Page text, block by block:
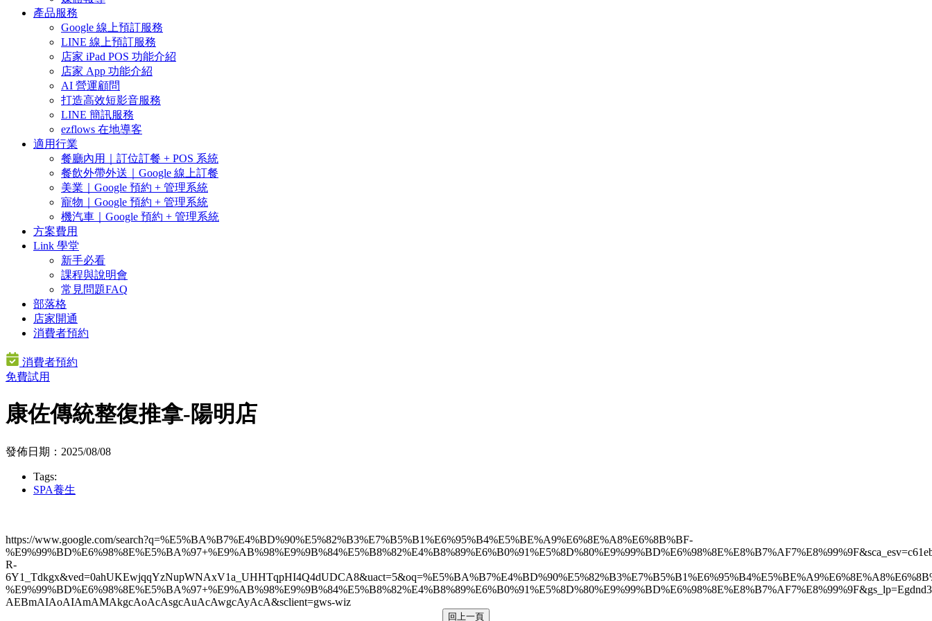
產品服務
Google 線上預訂服務
LINE 線上預訂服務
店家 iPad POS 功能介紹
店家 App 功能介紹
AI 營運顧問
打造高效短影音服務
LINE 簡訊服務
ezflows 在地導客
適用行業
餐廳內用｜訂位訂餐 + POS 系統
餐飲外帶外送｜Google 線上訂餐
美業｜Google 預約 + 管理系統
寵物｜Google 預約 + 管理系統
機汽車｜Google 預約 + 管理系統
方案費用
Link 學堂
新手必看
課程與說明會
常見問題FAQ
部落格
店家開通
消費者預約
消費者預約
免費試用
康佐傳統整復推拿-陽明店
發佈日期：2025/08/08
Tags:
SPA養生
https://www.google.com/search?q=%E5%BA%B7%E4%BD%90%E5%82%B3%E7%B5%B1%E6%95%B4%E5%BE%A9%E6%8E%A8%E6%8B%BF-
R-
AEBmAIAoAIAmAMAkgcAoAcAsgcAuAcAwgcAyAcA&sclient=gws-wiz
回上一頁